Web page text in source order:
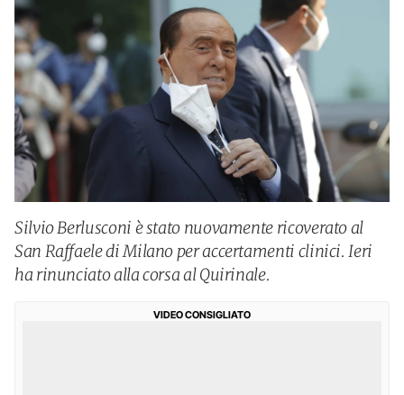
Silvio Berlusconi è stato nuovamente ricoverato al
San Raffaele di Milano per accertamenti clinici. Ieri
ha rinunciato alla corsa al Quirinale.
VIDEO CONSIGLIATO